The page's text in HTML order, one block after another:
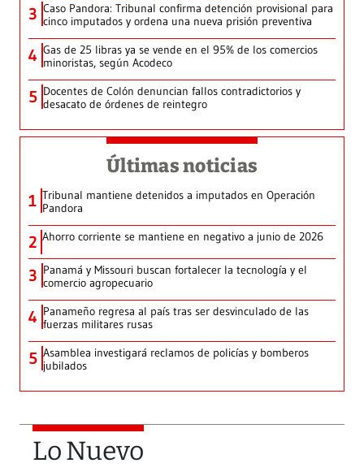
3 Caso Pandora: Tribunal confirma detención provisional para
cinco imputados y ordena una nueva prisión preventiva
4 Gas de 25 libras ya se vende en el 95% de los comercios
minoristas, según Acodeco
5 Docentes de Colón denuncian fallos contradictorios y
desacato de órdenes de reintegro
Últimas noticias
1 Tribunal mantiene detenidos a imputados en Operación
Pandora
2 Ahorro corriente se mantiene en negativo a junio de 2026
3 Panamá y Missouri buscan fortalecer la tecnología y el
comercio agropecuario
4 Panameño regresa al país tras ser desvinculado de las
fuerzas militares rusas
5 Asamblea investigará reclamos de policías y bomberos
jubilados
Lo Nuevo